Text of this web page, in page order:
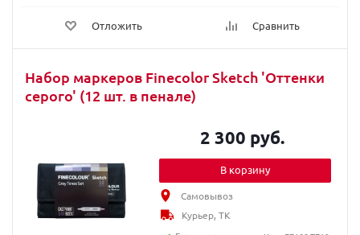
Отложить Сравнить
Набор маркеров Finecolor Sketch 'Оттенки
серого' (12 шт. в пенале)
2 300 руб.
В корзину
Самовывоз
Курьер, ТК